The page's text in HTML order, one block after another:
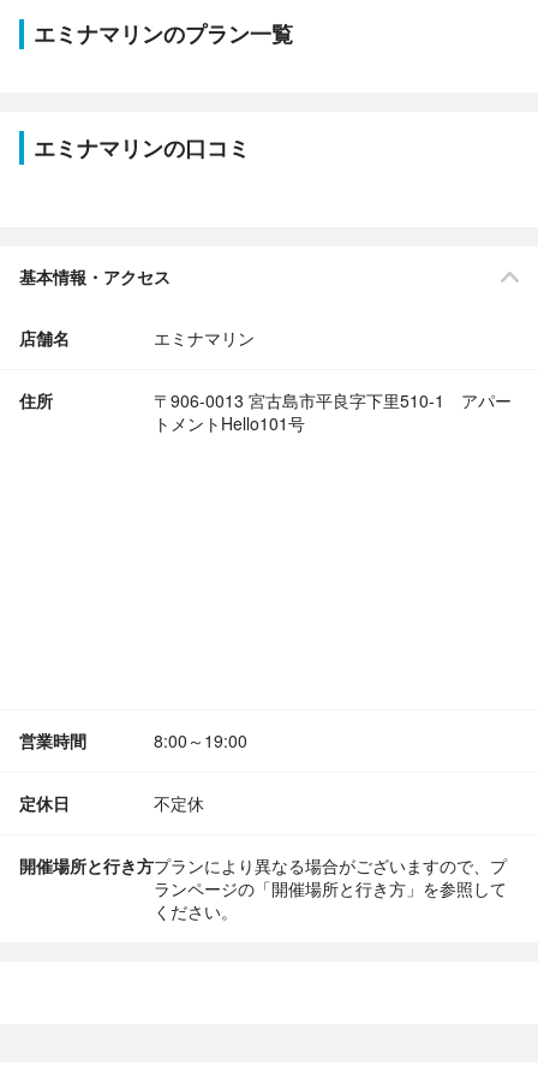
エミナマリンのプラン一覧
エミナマリンの口コミ
基本情報・アクセス
店舗名 エミナマリン
住所
〒906-0013 宮古島市平良字下里510-1 アパー
トメントHello101号
営業時間 8:00～19:00
定休日 不定休
開催場所と行き方プランにより異なる場合がございますので、プ
ランページの「開催場所と行き方」を参照して
ください。